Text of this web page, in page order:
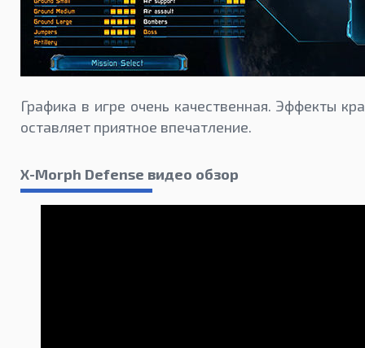
Графика в игре очень качественная. Эффекты
оставляет приятное впечатление.
X-Morph Defense видео обзор